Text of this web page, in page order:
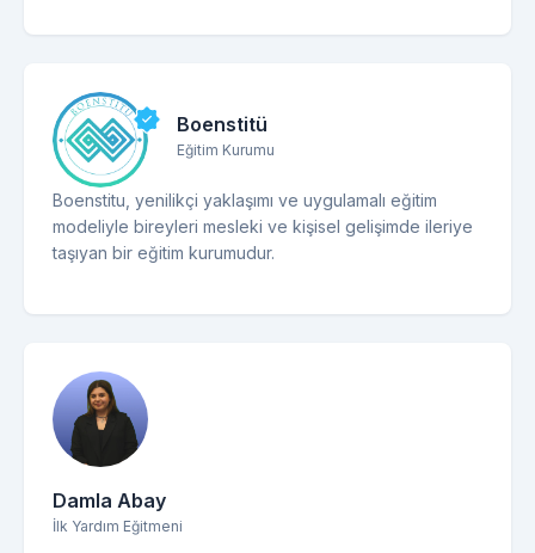
Boenstitü
Eğitim Kurumu
Boenstitu, yenilikçi yaklaşımı ve uygulamalı eğitim
modeliyle bireyleri mesleki ve kişisel gelişimde ileriye
taşıyan bir eğitim kurumudur.
Damla Abay
İlk Yardım Eğitmeni